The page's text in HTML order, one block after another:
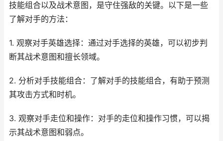
技能组合以及战术意图，是守住强敌的关键。以下是一些
了解对手的方法：
1. 观察对手英雄选择：通过对手选择的英雄，可以初步判
断其战术意图和擅长领域。
2. 分析对手技能组合：了解对手的技能组合，有助于预测
其攻击方式和时机。
3. 观察对手走位和操作：对手的走位和操作习惯，可以揭
示其战术意图和弱点。